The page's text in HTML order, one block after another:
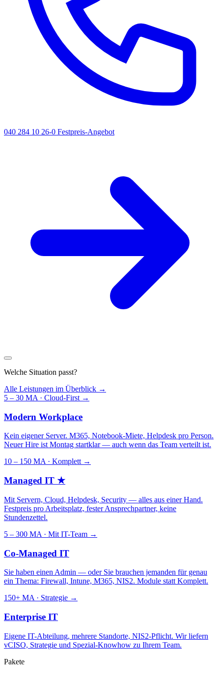
040 284 10 26-0 Festpreis-Angebot
Welche Situation passt?
Alle Leistungen im Überblick →
5 – 30 MA · Cloud-First →
Modern Workplace
Kein eigener Server. M365, Notebook-Miete, Helpdesk pro Person.
Neuer Hire ist Montag startklar — auch wenn das Team verteilt ist.
10 – 150 MA · Komplett →
Managed IT ★
Mit Servern, Cloud, Helpdesk, Security — alles aus einer Hand.
Festpreis pro Arbeitsplatz, fester Ansprechpartner, keine
Stundenzettel.
5 – 300 MA · Mit IT-Team →
Co-Managed IT
Sie haben einen Admin — oder Sie brauchen jemanden für genau
ein Thema: Firewall, Intune, M365, NIS2. Module statt Komplett.
150+ MA · Strategie →
Enterprise IT
Eigene IT-Abteilung, mehrere Standorte, NIS2-Pflicht. Wir liefern
vCISO, Strategie und Spezial-Knowhow zu Ihrem Team.
Pakete